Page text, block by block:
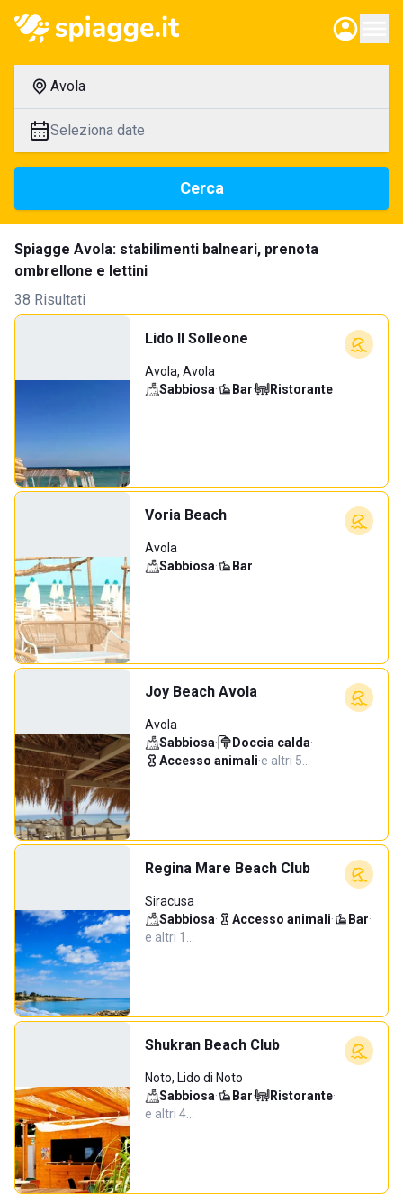
Avola
Seleziona date
Cerca
Spiagge Avola: stabilimenti balneari, prenota
ombrellone e lettini
38 Risultati
Lido Il Solleone
Avola, Avola
Sabbiosa· Bar· Ristorante
Voria Beach
Avola
Sabbiosa· Bar
Joy Beach Avola
Avola
Sabbiosa· Doccia calda·
Accesso animali·e altri 5…
Regina Mare Beach Club
Siracusa
Sabbiosa· Accesso animali· Bar·
e altri 1…
Shukran Beach Club
Noto, Lido di Noto
Sabbiosa· Bar· Ristorante·
e altri 4…